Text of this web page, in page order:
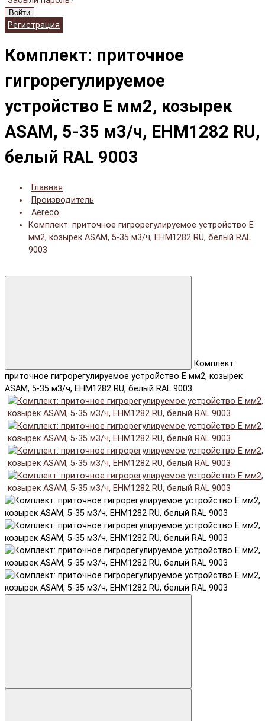
Войти
Регистрация
Комплект: приточное
гигрорегулируемое
устройство E мм2, козырек
ASAM, 5-35 м3/ч, EHM1282 RU,
белый RAL 9003
Главная
Производитель
Aereco
Комплект: приточное гигрорегулируемое устройство E
мм2, козырек ASAM, 5-35 м3/ч, EHM1282 RU, белый RAL
9003
Комплект:
приточное гигрорегулируемое устройство E мм2, козырек
ASAM, 5-35 м3/ч, EHM1282 RU, белый RAL 9003